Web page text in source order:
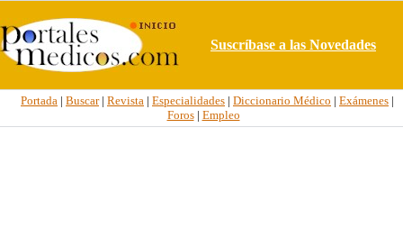
Suscríbase a las Novedades
Portada | Buscar| Revista | Especialidades | Diccionario Médico | Exámenes |
Foros| Empleo